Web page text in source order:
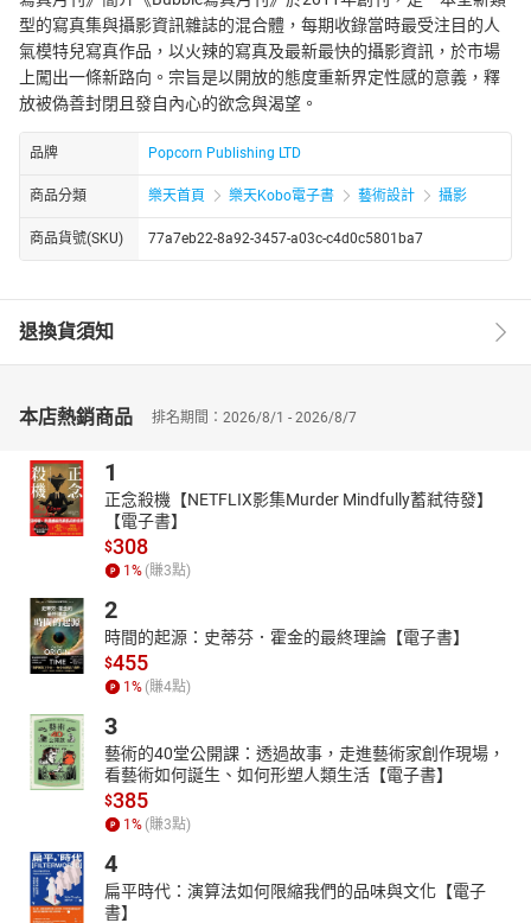
型的寫真集與攝影資訊雜誌的混合體，每期收錄當時最受注目的人
氣模特兒寫真作品，以火辣的寫真及最新最快的攝影資訊，於市場
上闖出一條新路向。宗旨是以開放的態度重新界定性感的意義，釋
放被偽善封閉且發自內心的欲念與渴望。
品牌 Popcorn Publishing LTD
商品分類 樂天首頁 樂天Kobo電子書 藝術設計 攝影
商品貨號(SKU) 77a7eb22-8a92-3457-a03c-c4d0c5801ba7
退換貨須知
本店熱銷商品 排名期間：2026/8/1 - 2026/8/7
1
正念殺機【NETFLIX影集Murder Mindfully蓄弒待發】
【電子書】
$308
1% (賺3點)
2
時間的起源：史蒂芬．霍金的最終理論【電子書】
$455
1% (賺4點)
3
藝術的40堂公開課：透過故事，走進藝術家創作現場，
看藝術如何誕生、如何形塑人類生活【電子書】
$385
1% (賺3點)
4
扁平時代：演算法如何限縮我們的品味與文化【電子
書】